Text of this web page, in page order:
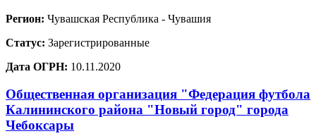
Регион: Чувашская Республика - Чувашия
Статус: Зарегистрированные
Дата ОГРН: 10.11.2020
Общественная организация "Федерация футбола
Калининского района "Новый город" города
Чебоксары